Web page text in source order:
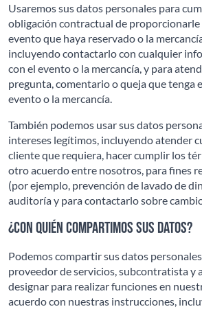
Usaremos sus datos personales para
obligación contractual de proporcionarle
evento que haya reservado o la
incluyendo contactarlo con cualquier
con el evento o la mercancía, y para
pregunta, comentario o queja que tenga
evento o la mercancía.
También podemos usar sus datos
intereses legítimos, incluyendo atender
cliente que requiera, hacer cumplir los
otro acuerdo entre nosotros, para fines
(por ejemplo, prevención de lavado de
auditoría y para contactarlo sobre
¿Con quién compartimos sus datos?
Podemos compartir sus datos
proveedor de servicios, subcontratista y
designar para realizar funciones en
acuerdo con nuestras instrucciones,